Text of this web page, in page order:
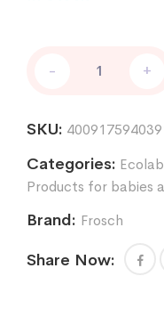
BABY
līdzeklis
quantity
- +
SKU:
Categories:
Products for babies
Brand: Frosch
Share Now: